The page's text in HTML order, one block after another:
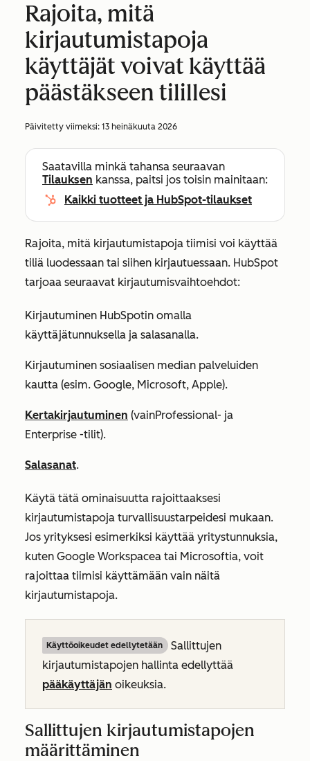
Rajoita, mitä
kirjautumistapoja
käyttäjät voivat käyttää
päästäkseen tilillesi
Päivitetty viimeksi: 13 heinäkuuta 2026
Saatavilla minkä tahansa seuraavan
Tilauksen kanssa, paitsi jos toisin mainitaan:
Kaikki tuotteet ja HubSpot-tilaukset
Rajoita, mitä kirjautumistapoja tiimisi voi käyttää
tiliä luodessaan tai siihen kirjautuessaan. HubSpot
tarjoaa seuraavat kirjautumisvaihtoehdot:
Kirjautuminen HubSpotin omalla
käyttäjätunnuksella ja salasanalla.
Kirjautuminen sosiaalisen median palveluiden
kautta (esim. Google, Microsoft, Apple).
Kertakirjautuminen (vainProfessional- ja
Enterprise -tilit).
Salasanat.
Käytä tätä ominaisuutta rajoittaaksesi
kirjautumistapoja turvallisuustarpeidesi mukaan.
Jos yrityksesi esimerkiksi käyttää yritystunnuksia,
kuten Google Workspacea tai Microsoftia, voit
rajoittaa tiimisi käyttämään vain näitä
kirjautumistapoja.
Käyttöoikeudet edellytetään
Sallittujen
kirjautumistapojen hallinta edellyttää
pääkäyttäjän oikeuksia.
Sallittujen kirjautumistapojen
määrittäminen